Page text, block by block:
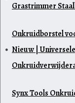
Grastrimmer
Onkruidborstel
Nieuw |
Synx Tools